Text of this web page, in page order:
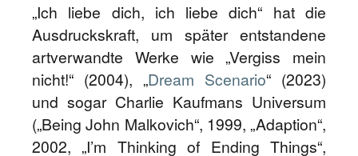
„Ich liebe dich, ich liebe dich“ hat die
Ausdruckskraft, um später entstandene
artverwandte Werke wie „Vergiss mein
nicht!“ (2004), „Dream Scenario“ (2023)
und sogar Charlie Kaufmans Universum
(„Being John Malkovich“, 1999, „Adaption“,
2002, „I’m Thinking of Ending Things“,